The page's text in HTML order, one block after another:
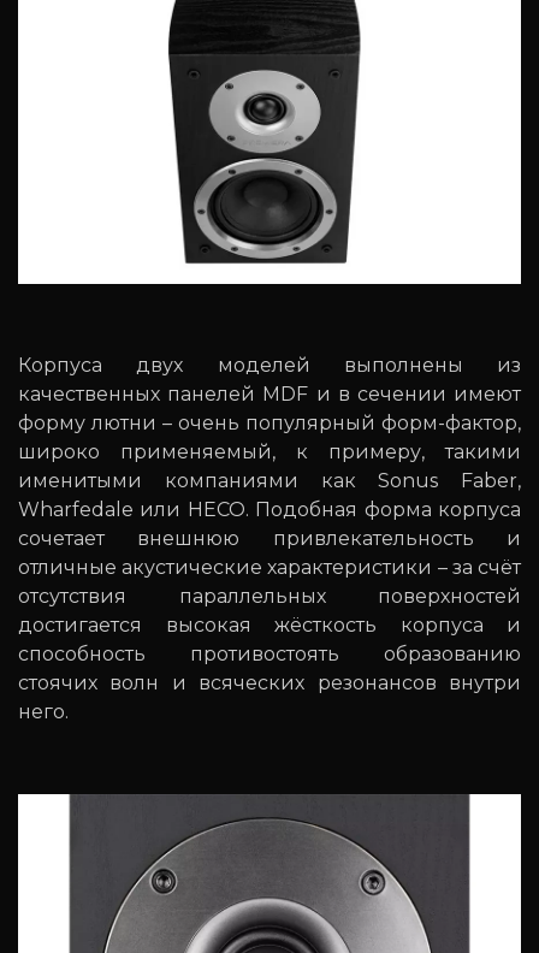
Корпуса двух моделей выполнены из
качественных панелей MDF и в сечении имеют
форму лютни – очень популярный форм-фактор,
широко применяемый, к примеру, такими
именитыми компаниями как Sonus Faber,
Wharfedale или HECO. Подобная форма корпуса
сочетает внешнюю привлекательность и
отличные акустические характеристики – за счёт
отсутствия параллельных поверхностей
достигается высокая жёсткость корпуса и
способность противостоять образованию
стоячих волн и всяческих резонансов внутри
него.